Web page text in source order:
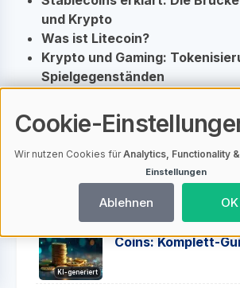
und Krypto
Was ist Litecoin?
Krypto und Gaming:
Spielgegenständen
Was ist Omisego OMG?
KI-generiert
Coins: Komplett-
Cookie-
Wir nutzen Cookies fürAnalytics, Functionality
Einstellungen
Ablehnen OK